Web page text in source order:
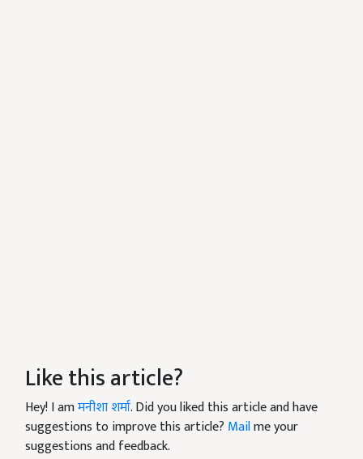
Like this article?
Hey! I amमनीशा शर्मा. Did you liked this article and have
suggestions to improve this article? Mailme your
suggestions and feedback.